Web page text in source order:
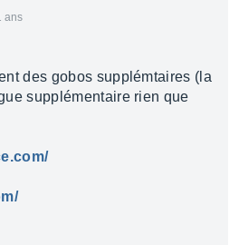
ans
des gobos supplémtaires (la
supplémentaire rien que